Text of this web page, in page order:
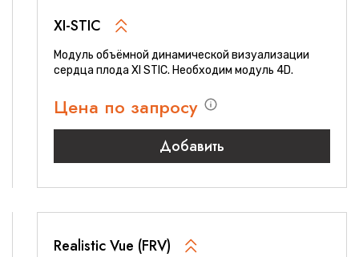
XI-STIC
Модуль объёмной динамической визуализации
сердца плода XI STIC. Необходим модуль 4D.
Цена по запросу
Добавить
Realistic Vue (FRV)